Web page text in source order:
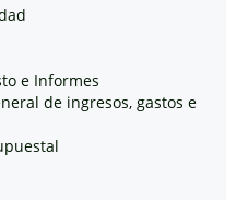
e Informes
de ingresos, gastos e